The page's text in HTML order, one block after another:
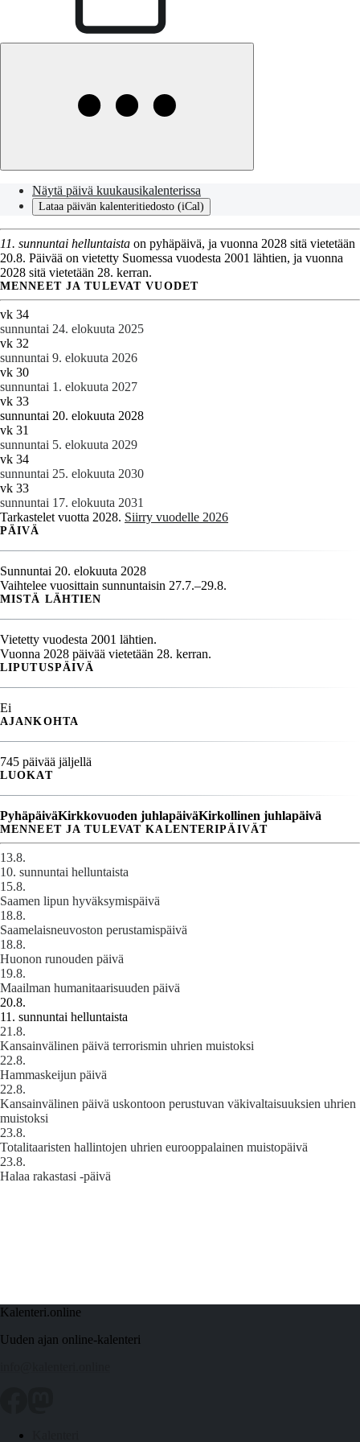
Näytä päivä kuukausikalenterissa
Lataa päivän kalenteritiedosto (iCal)
11. sunnuntai helluntaista on pyhäpäivä, ja vuonna 2028 sitä vietetään
20.8. Päivää on vietetty Suomessa vuodesta 2001 lähtien, ja vuonna
2028 sitä vietetään 28. kerran.
MENNEET JA TULEVAT VUODET
vk 34
sunnuntai 24. elokuuta 2025
vk 32
sunnuntai 9. elokuuta 2026
vk 30
sunnuntai 1. elokuuta 2027
vk 33
sunnuntai 20. elokuuta 2028
vk 31
sunnuntai 5. elokuuta 2029
vk 34
sunnuntai 25. elokuuta 2030
vk 33
sunnuntai 17. elokuuta 2031
Tarkastelet vuotta 2028. Siirry vuodelle 2026
PÄIVÄ
Sunnuntai 20. elokuuta 2028
Vaihtelee vuosittain sunnuntaisin 27.7.–29.8.
MISTÄ LÄHTIEN
Vietetty vuodesta 2001 lähtien.
Vuonna 2028 päivää vietetään 28. kerran.
LIPUTUSPÄIVÄ
Ei
AJANKOHTA
745 päivää jäljellä
LUOKAT
PyhäpäiväKirkkovuoden juhlapäiväKirkollinen juhlapäivä
MENNEET JA TULEVAT KALENTERIPÄIVÄT
13.8.
10. sunnuntai helluntaista
15.8.
Saamen lipun hyväksymispäivä
18.8.
Saamelaisneuvoston perustamispäivä
18.8.
Huonon runouden päivä
19.8.
Maailman humanitaarisuuden päivä
20.8.
11. sunnuntai helluntaista
21.8.
Kansainvälinen päivä terrorismin uhrien muistoksi
22.8.
Hammaskeijun päivä
22.8.
Kansainvälinen päivä uskontoon perustuvan väkivaltaisuuksien uhrien
muistoksi
23.8.
Totalitaaristen hallintojen uhrien eurooppalainen muistopäivä
23.8.
Halaa rakastasi -päivä
Kalenteri.online
Uuden ajan online-kalenteri